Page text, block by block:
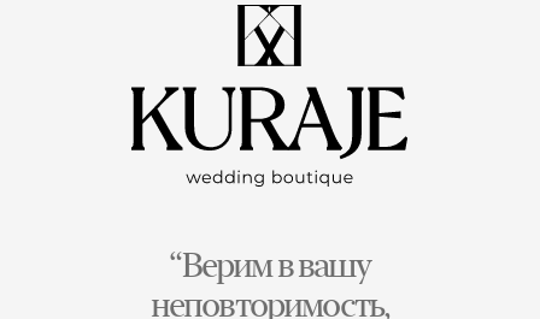
“Верим в вашу
неповторимость,